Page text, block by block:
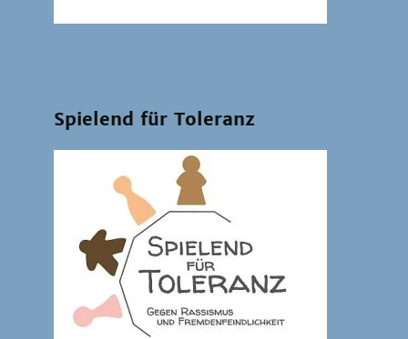
Spielend für Toleranz